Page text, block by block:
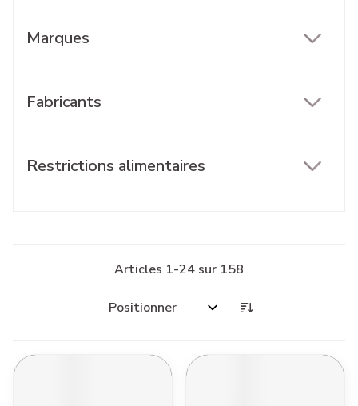
Marques
Fabricants
Restrictions alimentaires
Articles 1-24 sur 158
Trier par: